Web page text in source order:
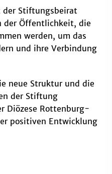
der Stiftungsbeirat
der Öffentlichkeit, die
werden, um das
und ihre Verbindung
neue Struktur und die
der Stiftung
Diözese Rottenburg-
positiven Entwicklung